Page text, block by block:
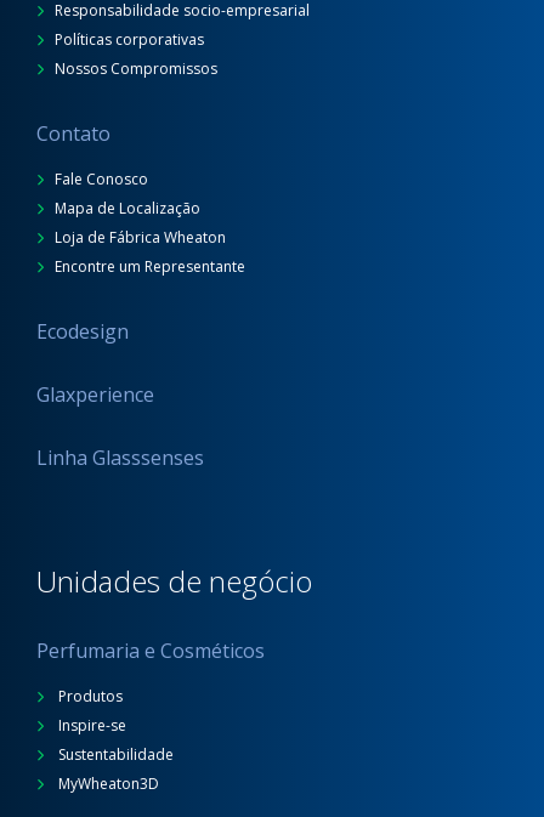
Responsabilidade socio-empresarial
Políticas corporativas
Nossos Compromissos
Contato
Fale Conosco
Mapa de Localização
Loja de Fábrica Wheaton
Encontre um Representante
Ecodesign
Glaxperience
Linha Glasssenses
Unidades de negócio
Perfumaria e Cosméticos
Produtos
Inspire-se
Sustentabilidade
MyWheaton3D